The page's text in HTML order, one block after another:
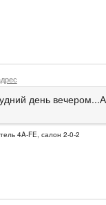
день
4A-FE, салон 2-0-2